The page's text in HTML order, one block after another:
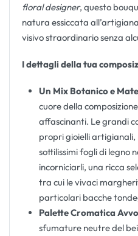
floral designer, questo
natura essiccata
visivo straordinario senza
I dettagli della tua
Un Mix Botanico e
cuore della
affascinanti. Le grandi
propri gioielli
sottilissimi fogli di legno
incorniciarli, una ricca
tra cui le vivaci
particolari bacche
Palette Cromatica
sfumature neutre del